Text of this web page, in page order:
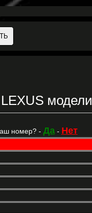
номер? - Да- Нет